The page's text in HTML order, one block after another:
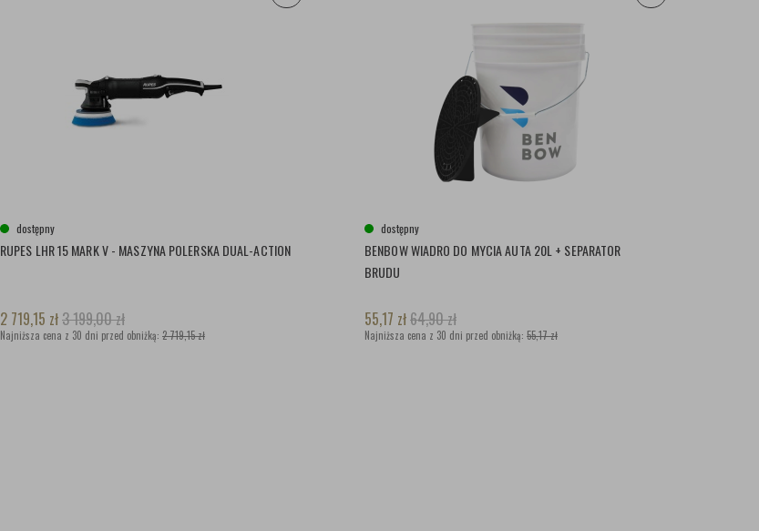
dostępny
RUPES LHR 15 MARK V - MASZYNA POLERSKA DUAL-ACTION
2 719,15 zł3 199,00zł
Najniższa cena z 30 dni przed obniżką: 2 719,15 zł
dostępny
BENBOW WIADRO DO MYCIA AUTA 20L + SEPARATOR
BRUDU
55,17 zł64,90zł
Najniższa cena z 30 dni przed obniżką: 55,17 zł